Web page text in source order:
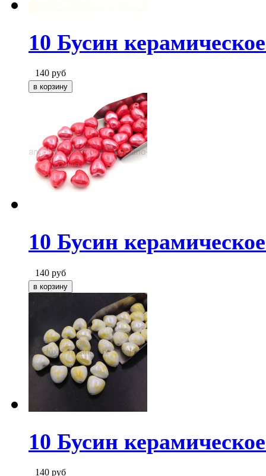
10 Бусин
140 руб
10 Бусин
140 руб
10 Бусин
140 руб